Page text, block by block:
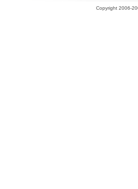
Copyright 2006-